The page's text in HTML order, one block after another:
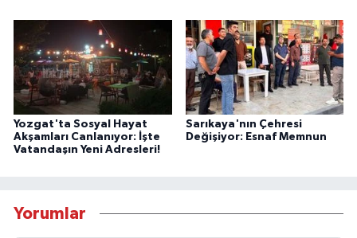
Yozgat'ta Sosyal Hayat
Akşamları Canlanıyor: İşte
Vatandaşın Yeni Adresleri!
Sarıkaya'nın Çehresi
Değişiyor: Esnaf Memnun
Yorumlar